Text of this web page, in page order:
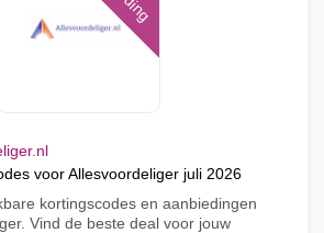
voor Allesvoordeliger juli 2026
kortingscodes en aanbiedingen
Vind de beste deal voor jouw